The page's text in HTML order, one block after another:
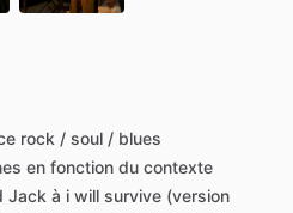
rock ​/​ soul ​/​ blues
en fonction du contexte
Jack à i will survive (version